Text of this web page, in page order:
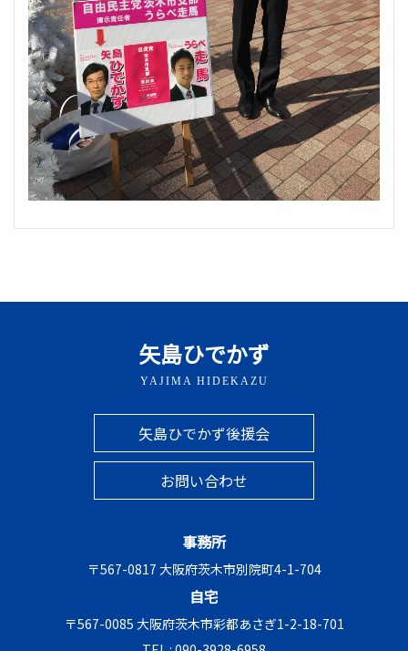
矢島ひでかず
YAJIMA HIDEKAZU
矢島ひでかず後援会
お問い合わせ
事務所
〒567-0817 大阪府茨木市別院町4-1-704
自宅
〒567-0085 大阪府茨木市彩都あさぎ1-2-18-701